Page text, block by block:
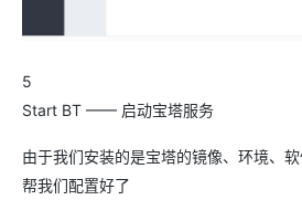
5
Start BT —— 启动宝塔服务
由于我们安装的是宝塔的镜像、环境、
帮我们配置好了